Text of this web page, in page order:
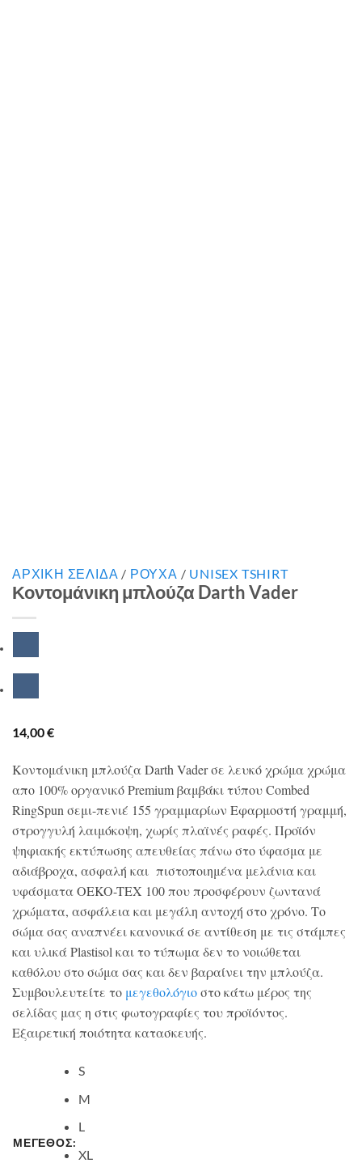
ΑΡΧΙΚΉ ΣΕΛΊΔΑ / ΡΟΥΧΑ / UNISEX TSHIRT
Κοντομάνικη μπλούζα Darth Vader
14,00€
Κοντομάνικη μπλούζα Darth Vader σε λευκό χρώμα χρώμα
απο 100% οργανικό Premium βαμβάκι τύπου Combed
RingSpun σεμι-πενιέ 155 γραμμαρίων Εφαρμοστή γραμμή,
στρογγυλή λαιμόκοψη, χωρίς πλαϊνές ραφές. Προϊόν
ψηφιακής εκτύπωσης απευθείας πάνω στο ύφασμα με
αδιάβροχα, ασφαλή και πιστοποιημένα μελάνια και
υφάσματα OEKO-TEX 100 που προσφέρουν ζωντανά
χρώματα, ασφάλεια και μεγάλη αντοχή στο χρόνο. Το
σώμα σας αναπνέει κανονικά σε αντίθεση με τις στάμπες
και υλικά Plastisol και το τύπωμα δεν το νοιώθεται
καθόλου στο σώμα σας και δεν βαραίνει την μπλούζα.
Συμβουλευτείτε το μεγεθολόγιοστο κάτω μέρος της
σελίδας μας η στις φωτογραφίες του προϊόντος.
Εξαιρετική ποιότητα κατασκευής.
ΜΕΓΕΘΟΣ:
S
M
L
XL